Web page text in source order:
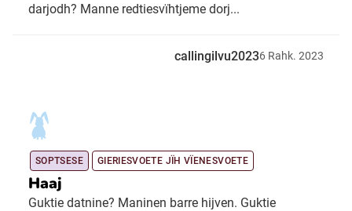
darjodh? Manne redtiesvïhtjeme dorj...
callingilvu20236 Rahk. 2023
SOPTSESE GIERIESVOETE JÏH VÏENESVOETE
Haaj
Guktie datnine? Maninen barre hijven. Guktie